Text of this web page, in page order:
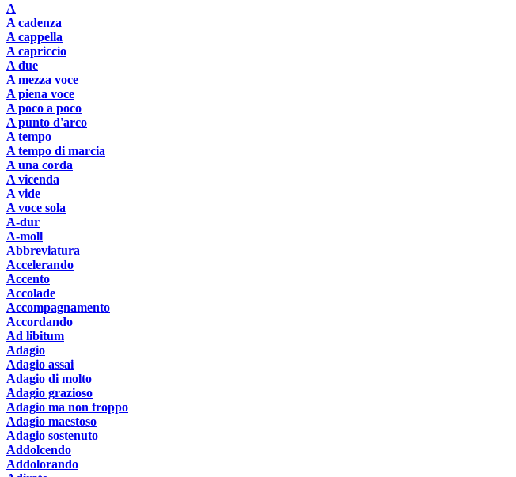
A
A cadenza
A cappella
A capriccio
A due
A mezza voce
A piena voce
A poco a poco
A punto d'arco
A tempo
A tempo di marcia
A una corda
A vicenda
A vide
A voce sola
A-dur
A-moll
Abbreviatura
Accelerando
Accento
Accolade
Accompagnamento
Accordando
Ad libitum
Adagio
Adagio assai
Adagio di molto
Adagio grazioso
Adagio ma non troppo
Adagio maestoso
Adagio sostenuto
Addolcendo
Addolorando